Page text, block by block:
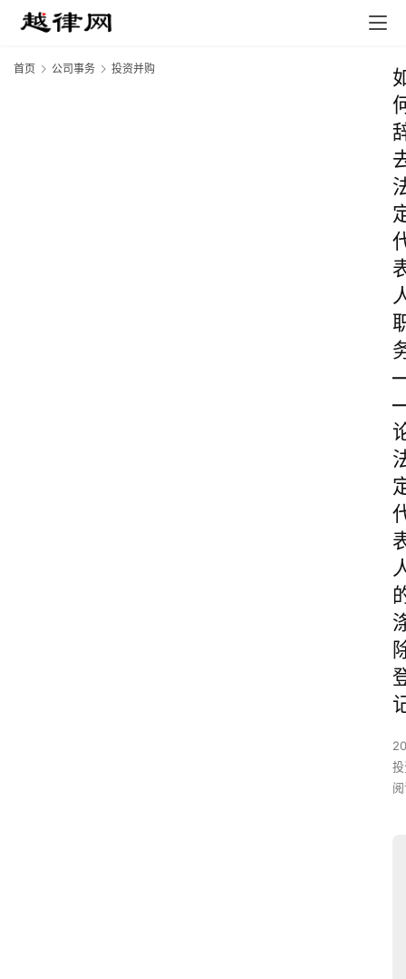
首页 公司事务 投资并购